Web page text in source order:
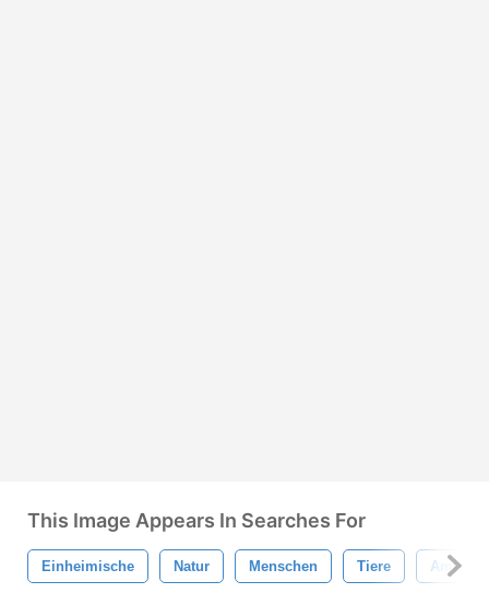
This Image Appears In Searches For
Einheimische Natur Menschen Tiere